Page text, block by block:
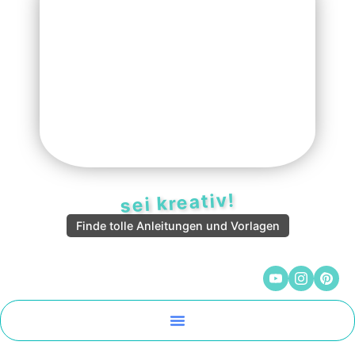
sei kreativ!
Finde tolle Anleitungen und Vorlagen